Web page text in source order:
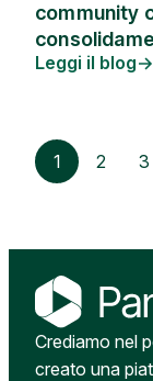
community
Leggi il blog
1 2 3
Crediamo nel
creato una